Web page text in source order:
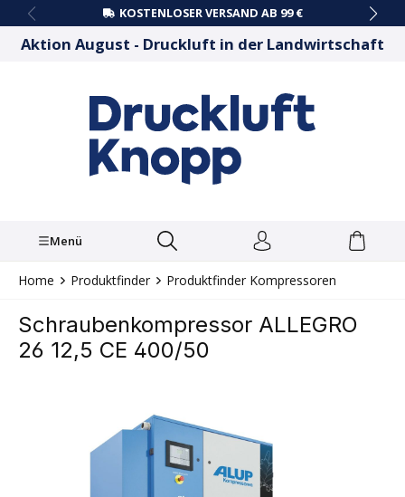
springen KOSTENLOSER VERSAND AB 99 €
Aktion August - Druckluft in der Landwirtschaft
Menü
Home Produktfinder Produktfinder Kompressoren
Schraubenkompressor ALLEGRO
26 12,5 CE 400/50
Bildergalerie überspringen